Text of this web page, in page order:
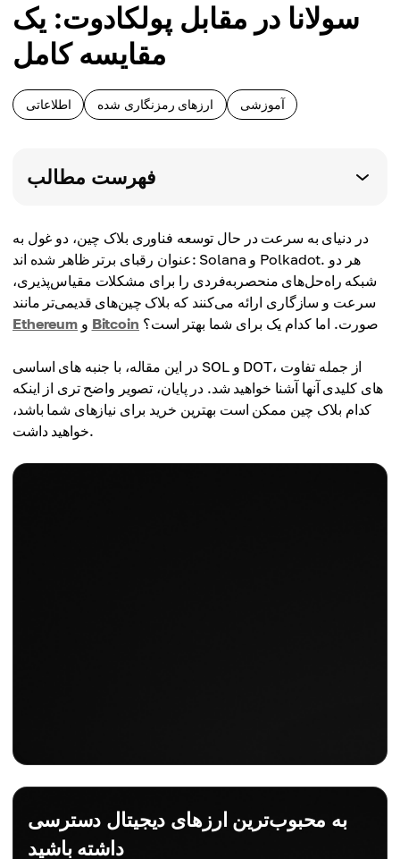
سولانا در مقابل پولکادوت: یک
مقایسه کامل
اطلاعاتی ارزهای رمزنگاری شده آموزشی
فهرست مطالب
در دنیای به سرعت در حال توسعه فناوری بلاک چین، دو غول به
عنوان رقبای برتر ظاهر شده اند: Solana و Polkadot. هر دو
شبکه راه‌حل‌های منحصربه‌فردی را برای مشکلات مقیاس‌پذیری،
سرعت و سازگاری ارائه می‌کنند که بلاک چین‌های قدیمی‌تر مانند
Ethereum
Bitcoin صورت. اما کدام یک برای شما بهتر است؟
در این مقاله، با جنبه های اساسی SOL و DOT، از جمله تفاوت
های کلیدی آنها آشنا خواهید شد. در پایان، تصویر واضح تری از اینکه
کدام بلاک چین ممکن است بهترین خرید برای نیازهای شما باشد،
خواهید داشت.
به محبوب‌ترین ارزهای دیجیتال دسترسی
داشته باشید